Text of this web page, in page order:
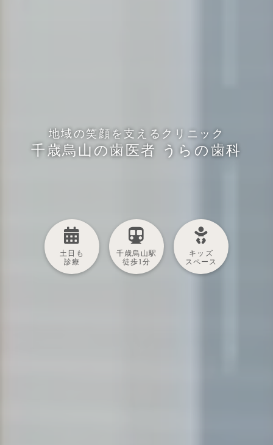
地域の笑顔を支えるクリニック
千歳烏山の歯医者 うらの歯科
土日も
診療
千歳烏山駅
徒歩1分
キッズ
スペース